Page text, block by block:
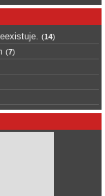
(14)
(7)